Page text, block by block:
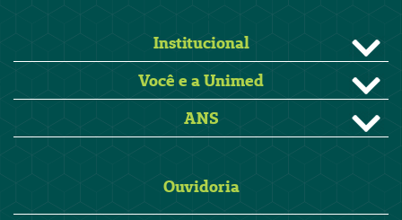
Institucional
Você e a Unimed
ANS
Ouvidoria